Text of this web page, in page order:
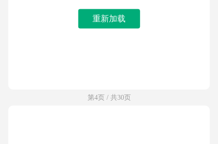
重新加载
第4页 / 共30页